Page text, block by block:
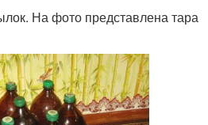
На фото представлена тара